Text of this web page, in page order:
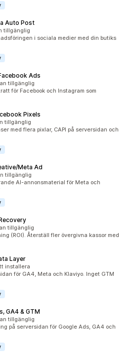
Auto Post
tillgänglig
i sociala medier med din butiks
Ads
tillgänglig
för Facebook och Instagram som
Pixels
tillgänglig
med flera pixlar, CAPI på serversidan och
Meta Ad
tillgänglig
AI-annonsmaterial för Meta och
tillgänglig
(ROI). Återställ fler övergivna kassor med
Layer
installera
för GA4, Meta och Klaviyo. Inget GTM
GA4 & GTM
tillgänglig
på serversidan för Google Ads, GA4 och